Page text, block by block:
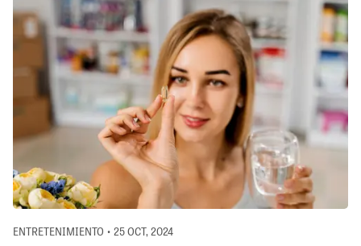
ENTRETENIMIENTO • 25 OCT, 2024